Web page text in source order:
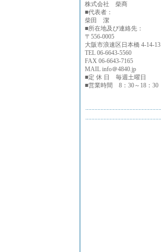
株式会社 柴商
■代表者：
柴田 潔
■所在地及び連絡先：
〒556-0005
大阪市浪速区日本橋 4-14-13
TEL 06-6643-5560
FAX 06-6643-7165
MAIL info＠4840.jp
■定 休 日 毎週土曜日
■営業時間 8：30～18：30